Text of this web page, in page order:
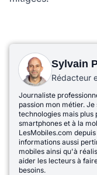
Sylvain
Rédacteur
Journaliste
passion mon métier.
technologies mais
smartphones et à la
LesMobiles.com
informations aussi
mobiles ainsi qu'à
aider les lecteurs à
besoins.